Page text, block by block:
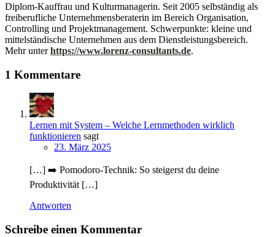
Diplom-Kauffrau und Kulturmanagerin. Seit 2005 selbständig als
freiberufliche Unternehmensberaterin im Bereich Organisation,
Controlling und Projektmanagement. Schwerpunkte: kleine und
mittelständische Unternehmen aus dem Dienstleistungsbereich.
Mehr unterhttps://www.lorenz-consultants.de.
1 Kommentare
Lernen mit System – Welche Lernmethoden wirklich
funktionieren sagt
23. März 2025
[…] ➡️ Pomodoro-Technik: So steigerst du deine
Produktivität […]
Antworten
Schreibe einen Kommentar